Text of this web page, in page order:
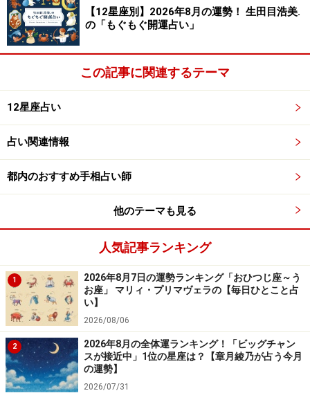
そうです。
＞【続きを見る】幸運を呼び込む“ラッキーフード”はこ
ふたご座／双子座（5月21日～6月21日生ま
れ）
＜全体運＞
こまで来ています。入ってくる情報は多くなりそうです
が、正確さをしっかり確認してから生かすことで、チャ
その流れに備えるためにも、今のうちに身の回りを整え
ておくことが大切です。不要なものがあったとしても、
無理に手放す必要はなく、残したいものは大切に残して
おけば大丈夫です。仕事面では、副業や新しい分野のリ
サーチがいい刺激となり、視野が広がりそうです。
＞【続きを見る】幸運を呼び込む“ラッキーフード”はこ
ちら
【12星座別】2026年8月の運勢！ 生田目浩美.
の「もぐもぐ開運占い」
この記事に関連するテーマ
12星座占い
占い関連情報
都内のおすすめ手相占い師
他のテーマも見る
人気記事ランキング
1
2026年8月7日の運勢ランキング「おひつじ座～う
お座」 マリィ・プリマヴェラの【毎日ひとこと占
い】
2026/08/06
2
2026年8月の全体運ランキング！「ビッグチャン
スが接近中」1位の星座は？【章月綾乃が占う今月
の運勢】
2026/07/31